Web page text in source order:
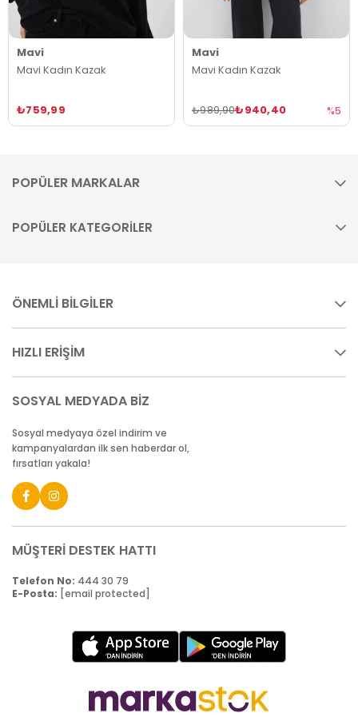
Mavi
Mavi Kadın Kazak
₺759,99
Mavi
Mavi Kadın Kazak
₺940,40
₺989,90 %5
POPÜLER MARKALAR
POPÜLER KATEGORİLER
ÖNEMLİ BİLGİLER
HIZLI ERİŞİM
SOSYAL MEDYADA BİZ
Sosyal medyaya özel indirim ve
kampanyalardan ilk sen haberdar ol,
fırsatları yakala!
MÜŞTERİ DESTEK HATTI
Telefon No: 444 30 79
E-Posta: [email protected]